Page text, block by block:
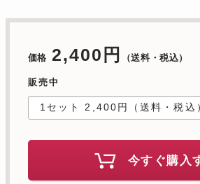
価格 2,400円 （送料・税込）
販売中
今すぐ購入